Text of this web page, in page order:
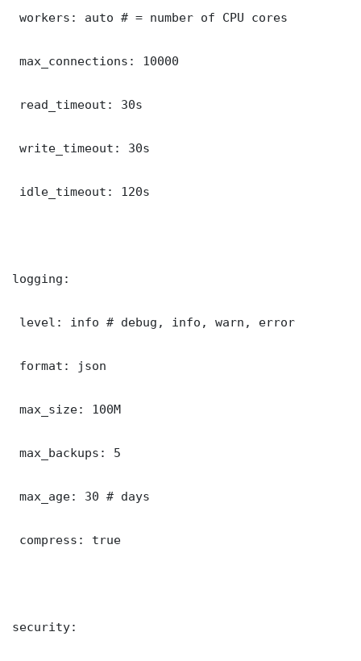
workers: auto # = number of CPU cores
max_connections: 10000
read_timeout: 30s
write_timeout: 30s
idle_timeout: 120s
logging:
level: info # debug, info, warn, error
format: json
max_size: 100M
max_backups: 5
max_age: 30 # days
compress: true
security: